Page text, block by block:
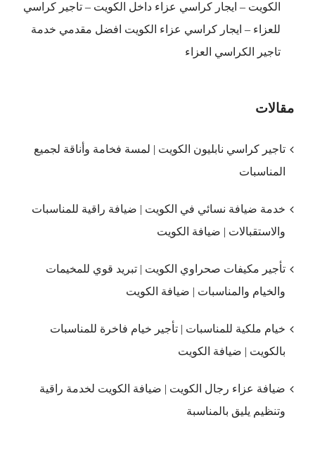
الكويت – ايجار كراسي عزاء داخل الكويت – تاجير كراسي
للعزاء – ايجار كراسي عزاء الكويت افضل مقدمي خدمة
تاجير الكراسي العزاء
مقالات
تاجير كراسي نابليون الكويت | لمسة فخامة وأناقة لجميع
المناسبات
خدمة ضيافة نسائي في الكويت | ضيافة راقية للمناسبات
والاستقبالات | ضيافة الكويت
تأجير مكيفات صحراوي الكويت | تبريد قوي للمخيمات
والخيام والمناسبات | ضيافة الكويت
خيام ملكية للمناسبات | تأجير خيام فاخرة للمناسبات
بالكويت | ضيافة الكويت
ضيافة عزاء رجال الكويت | ضيافة الكويت لخدمة راقية
وتنظيم يليق بالمناسبة